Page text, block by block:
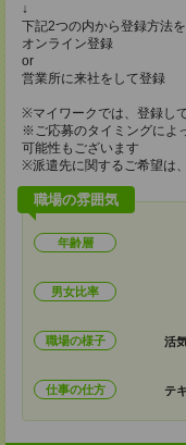
↓
下記2つの内から登録方法
オンライン登録
or
営業所に来社をして登録
※マイワークでは、登録し
※ご応募のタイミングによ
可能性もございます
※派遣先に関するご希望は
職場の雰囲気
年齢層
男女比率
職場の様子 活
仕事の仕方 テ